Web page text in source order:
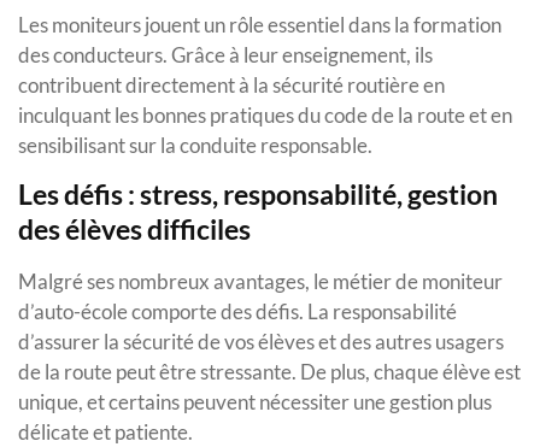
Les moniteurs jouent un rôle essentiel dans la formation
des conducteurs. Grâce à leur enseignement, ils
contribuent directement à la sécurité routière en
inculquant les bonnes pratiques du code de la route et en
sensibilisant sur la conduite responsable.
Les défis : stress, responsabilité, gestion
des élèves difficiles
Malgré ses nombreux avantages, le métier de moniteur
d’auto-école comporte des défis. La responsabilité
d’assurer la sécurité de vos élèves et des autres usagers
de la route peut être stressante. De plus, chaque élève est
unique, et certains peuvent nécessiter une gestion plus
délicate et patiente.